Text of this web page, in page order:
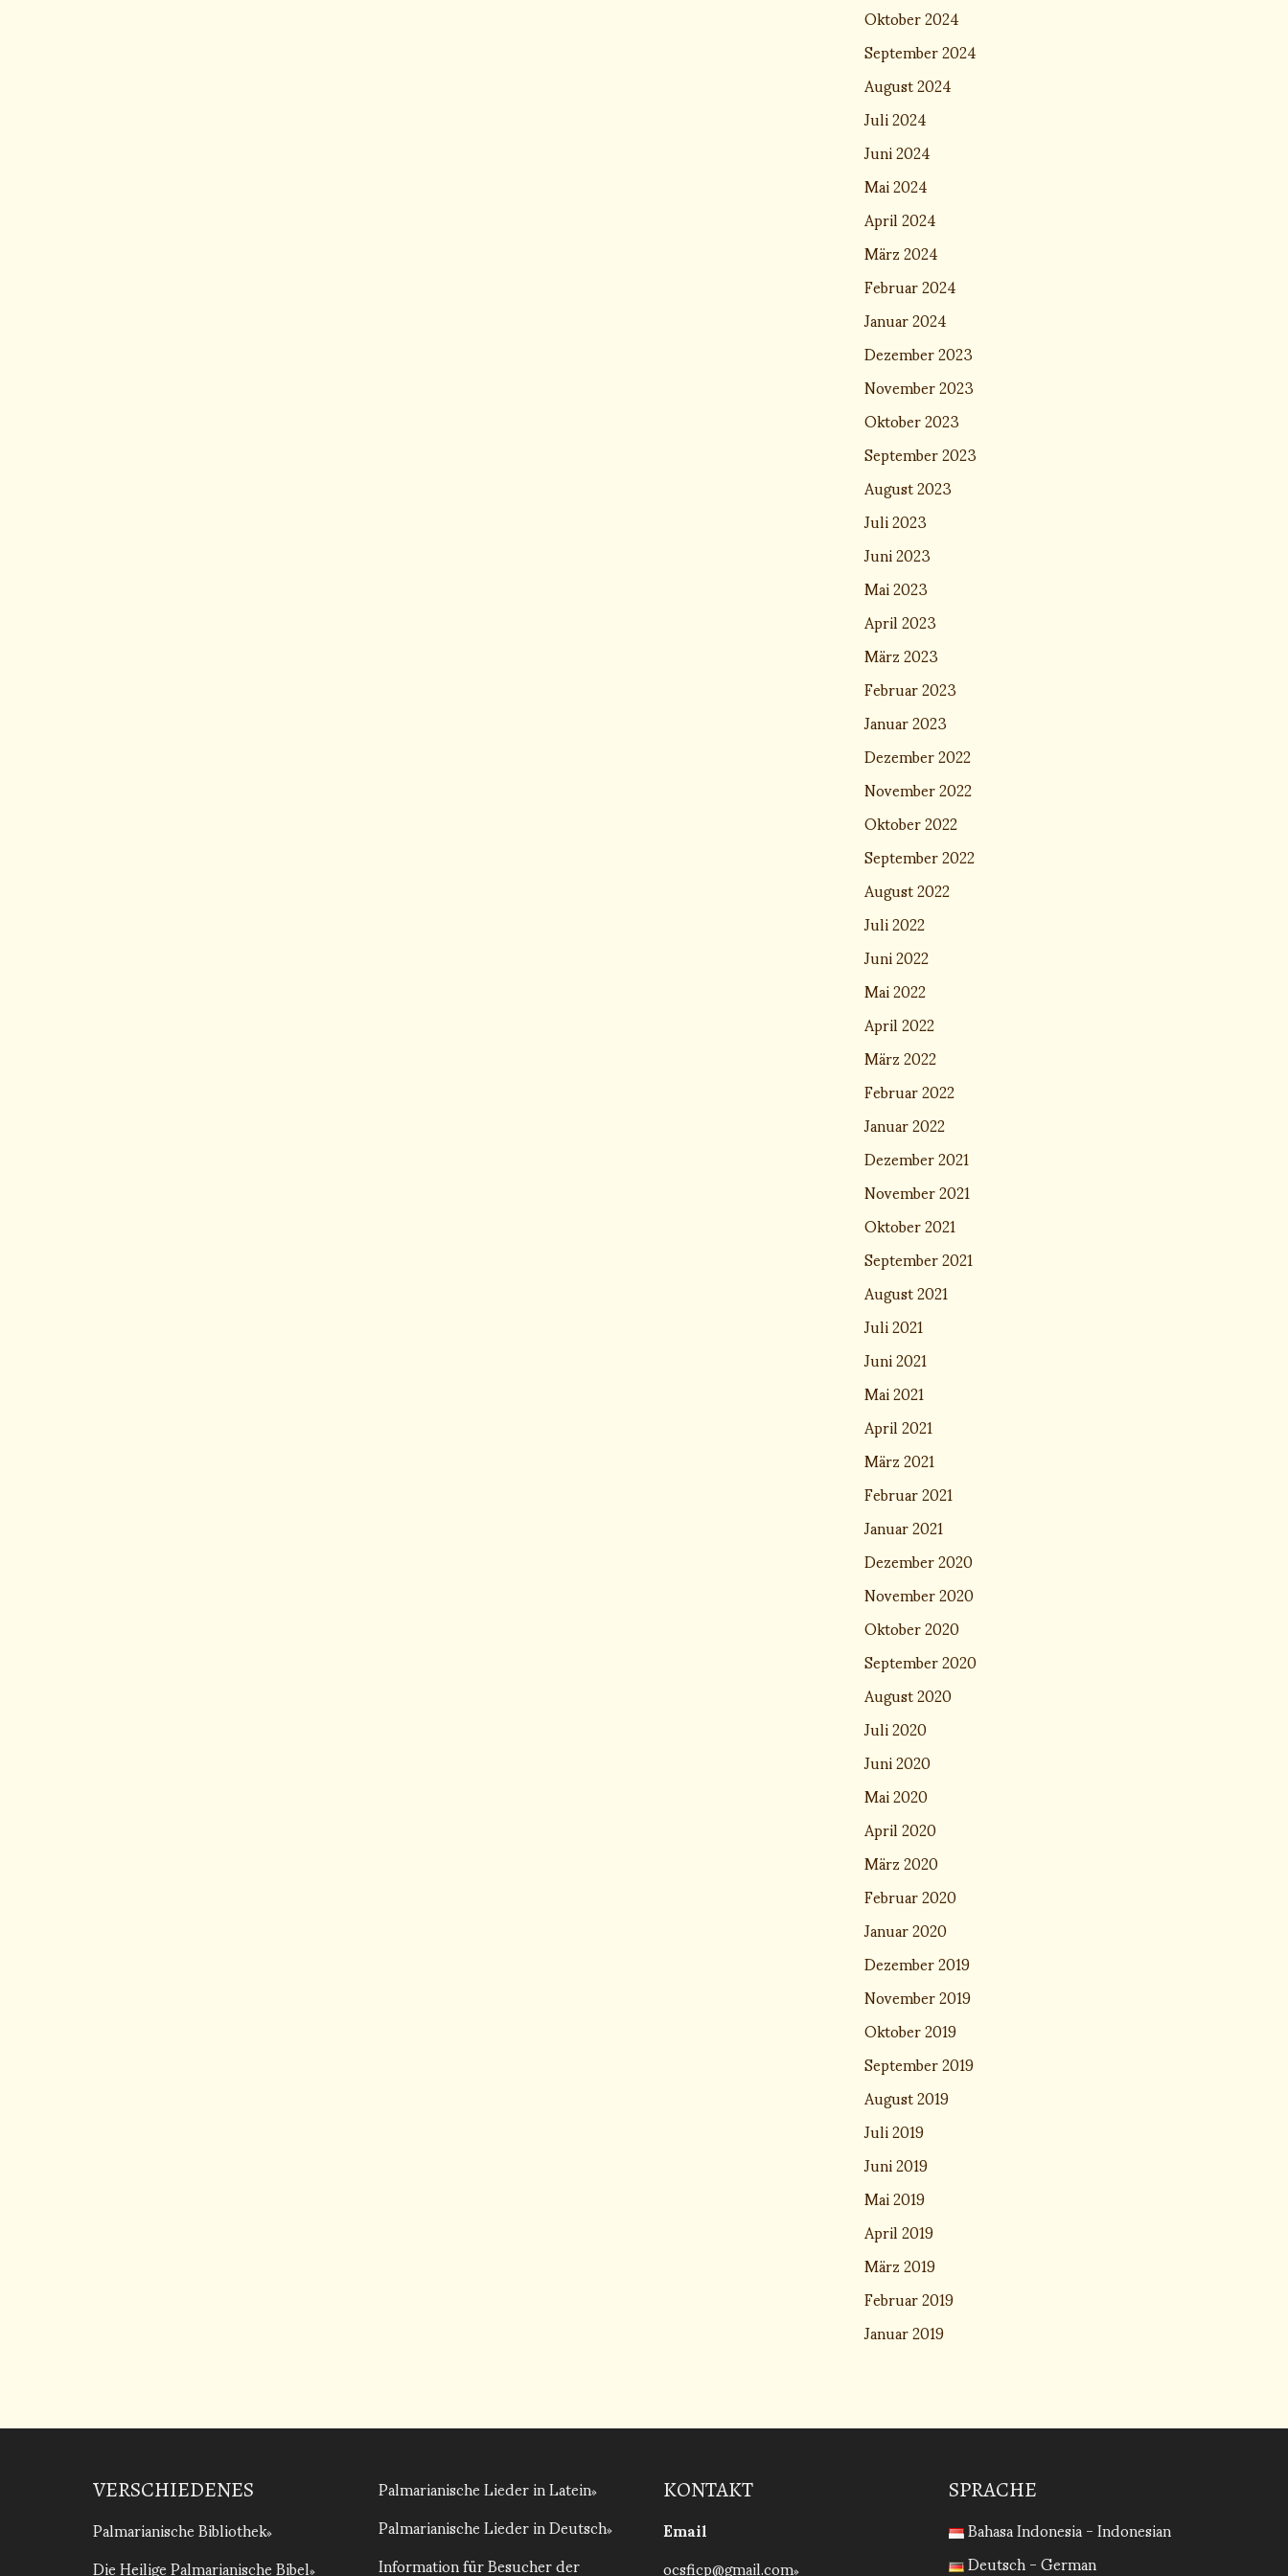
Oktober 2024
September 2024
August 2024
Juli 2024
Juni 2024
Mai 2024
April 2024
März 2024
Februar 2024
Januar 2024
Dezember 2023
November 2023
Oktober 2023
September 2023
August 2023
Juli 2023
Juni 2023
Mai 2023
April 2023
März 2023
Februar 2023
Januar 2023
Dezember 2022
November 2022
Oktober 2022
September 2022
August 2022
Juli 2022
Juni 2022
Mai 2022
April 2022
März 2022
Februar 2022
Januar 2022
Dezember 2021
November 2021
Oktober 2021
September 2021
August 2021
Juli 2021
Juni 2021
Mai 2021
April 2021
März 2021
Februar 2021
Januar 2021
Dezember 2020
November 2020
Oktober 2020
September 2020
August 2020
Juli 2020
Juni 2020
Mai 2020
April 2020
März 2020
Februar 2020
Januar 2020
Dezember 2019
November 2019
Oktober 2019
September 2019
August 2019
Juli 2019
Juni 2019
Mai 2019
April 2019
März 2019
Februar 2019
Januar 2019
VERSCHIEDENES
Palmarianische Bibliothek
Palmarianische Lieder in Latein
Palmarianische Lieder in Deutsch
Information für Besucher der
KONTAKT
Email
SPRACHE
Bahasa Indonesia - Indonesian
Deutsch - German